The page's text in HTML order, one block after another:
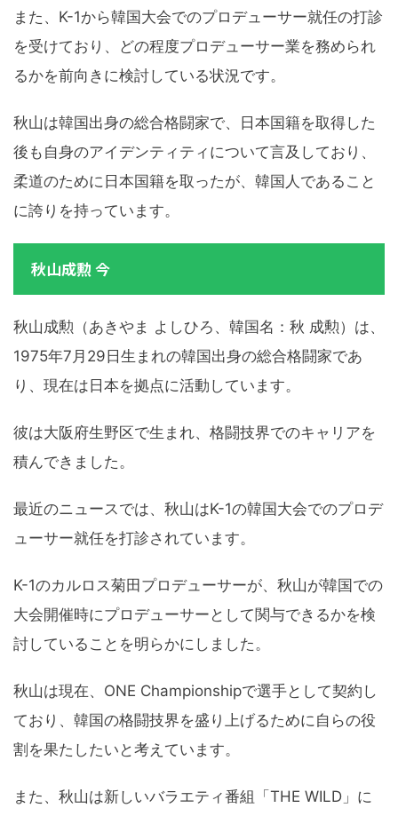
また、K-1から韓国大会でのプロデューサー就任の打診
を受けており、どの程度プロデューサー業を務められ
るかを前向きに検討している状況です。
秋山は韓国出身の総合格闘家で、日本国籍を取得した
後も自身のアイデンティティについて言及しており、
柔道のために日本国籍を取ったが、韓国人であること
に誇りを持っています。
秋山成勲 今
秋山成勲（あきやま よしひろ、韓国名：秋 成勲）は、
1975年7月29日生まれの韓国出身の総合格闘家であ
り、現在は日本を拠点に活動しています。
彼は大阪府生野区で生まれ、格闘技界でのキャリアを
積んできました。
最近のニュースでは、秋山はK-1の韓国大会でのプロデ
ューサー就任を打診されています。
K-1のカルロス菊田プロデューサーが、秋山が韓国での
大会開催時にプロデューサーとして関与できるかを検
討していることを明らかにしました。
秋山は現在、ONE Championshipで選手として契約し
ており、韓国の格闘技界を盛り上げるために自らの役
割を果たしたいと考えています。
また、秋山は新しいバラエティ番組「THE WILD」に